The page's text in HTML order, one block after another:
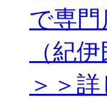
で専門
（紀伊
＞＞